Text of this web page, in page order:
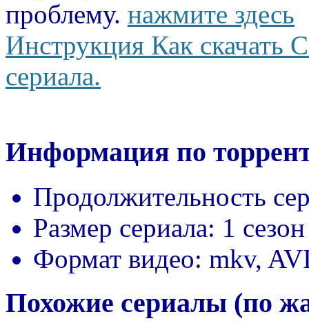
проблему. нажмите здесь
Инструкция Как скачать
сериала.
Информация по
Продолжительность
Размер сериала: 1
Формат видео: mkv,
Похожие сериалы (по